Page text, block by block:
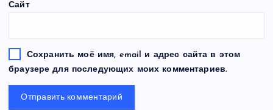
Сайт
Сохранить моё имя, email и адрес сайта в этом
браузере для последующих моих комментариев.